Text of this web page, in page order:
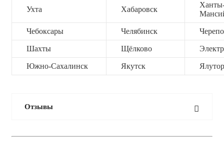
Ухта Хабаровск
Чебоксары Челябинск
Шахты Щёлково
Южно-Сахалинск Якутск
Отзывы